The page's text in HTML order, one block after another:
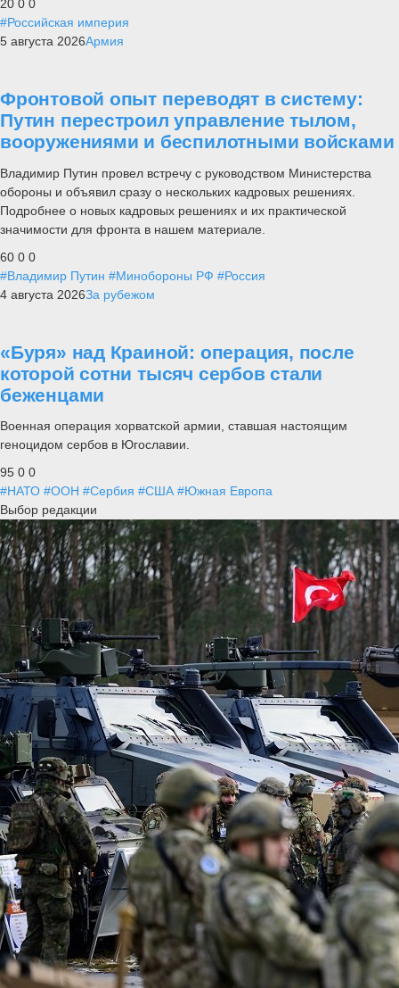
20 0 0
#Российская империя
5 августа 2026Армия
Фронтовой опыт переводят в систему:
Путин перестроил управление тылом,
вооружениями и беспилотными войсками
Владимир Путин провел встречу с руководством Министерства
обороны и объявил сразу о нескольких кадровых решениях.
Подробнее о новых кадровых решениях и их практической
значимости для фронта в нашем материале.
60 0 0
#Владимир Путин #Минобороны РФ #Россия
4 августа 2026За рубежом
«Буря» над Краиной: операция, после
которой сотни тысяч сербов стали
беженцами
Военная операция хорватской армии, ставшая настоящим
геноцидом сербов в Югославии.
95 0 0
#НАТО #ООН #Сербия #США #Южная Европа
Выбор редакции